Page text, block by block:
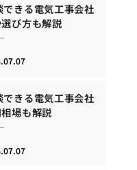
きる電気工事会社
び方も解説
きる電気工事会社
場も解説